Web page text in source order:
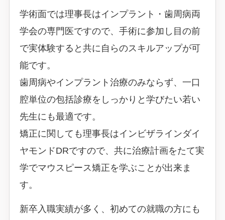
学術面では理事長はインプラント・歯周病両
学会の専門医ですので、手術に参加し目の前
で実体験すると共に自らのスキルアップが可
能です。
歯周病やインプラント治療のみならず、一口
腔単位の包括診療をしっかりと学びたい若い
先生にも最適です。
矯正に関しても理事長はインビザラインダイ
ヤモンドDRですので、共に治療計画をたて実
学でマウスピース矯正を学ぶことが出来ま
す。
新卒入職実績が多く、初めての就職の方にも